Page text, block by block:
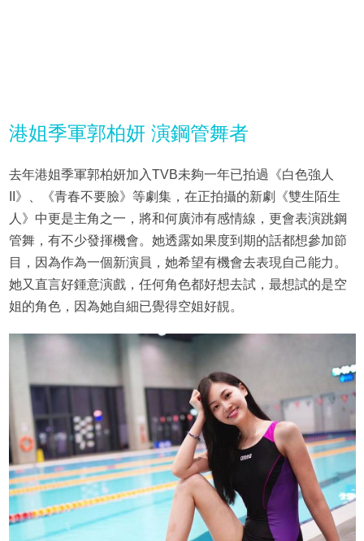
港姐季軍郭柏妍 演鋼管舞者
去年港姐季軍郭柏妍加入TVB未夠一年已拍過《白色強人
II》、《青春不要臉》等劇集，在正拍攝的新劇《雙生陌生
人》中更是主角之一，將和何廣沛有感情線，更會表演跳鋼
管舞，有不少發揮機會。她透露如果度到期的話都想參加節
目，因為作為一個新演員，她希望有機會去表現自己能力。
她又直言好鍾意演戲，任何角色都好想去試，最想試的是空
姐的角色，因為她自細已覺得空姐好靚。